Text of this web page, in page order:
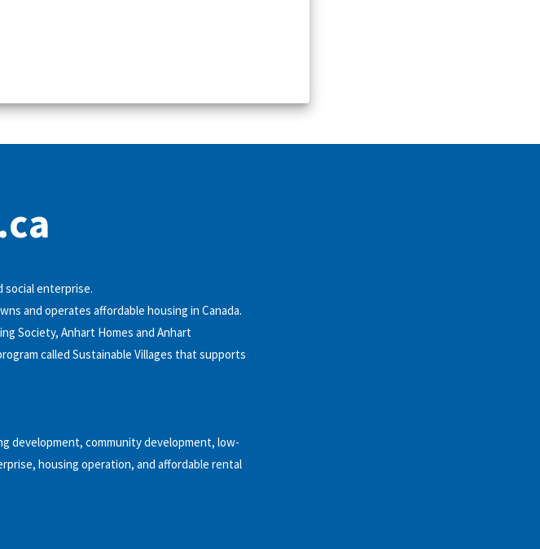
social enterprise.
and operates affordable housing in Canada.
Society, Anhart Homes and Anhart
called Sustainable Villages that supports
development, community development, low-
housing operation, and affordable rental